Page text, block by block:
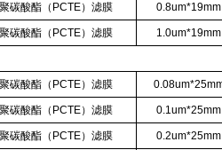
聚碳酸酯（ PCTE）滤膜 0.8um*19mm
聚碳酸酯（ PCTE）滤膜 1.0um*19mm
聚碳酸酯（ PCTE）滤膜
聚碳酸酯（ PCTE）滤膜 0.1um*25mm
聚碳酸酯（ PCTE）滤膜 0.2um*25mm